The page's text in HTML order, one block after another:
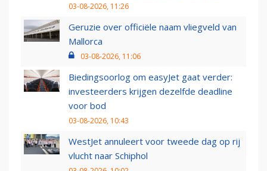
03-08-2026, 11:26
Geruzie over officiële naam vliegveld van
Mallorca
03-08-2026, 11:06
Biedingsoorlog om easyJet gaat verder:
investeerders krijgen dezelfde deadline
voor bod
03-08-2026, 10:43
WestJet annuleert voor tweede dag op rij
vlucht naar Schiphol